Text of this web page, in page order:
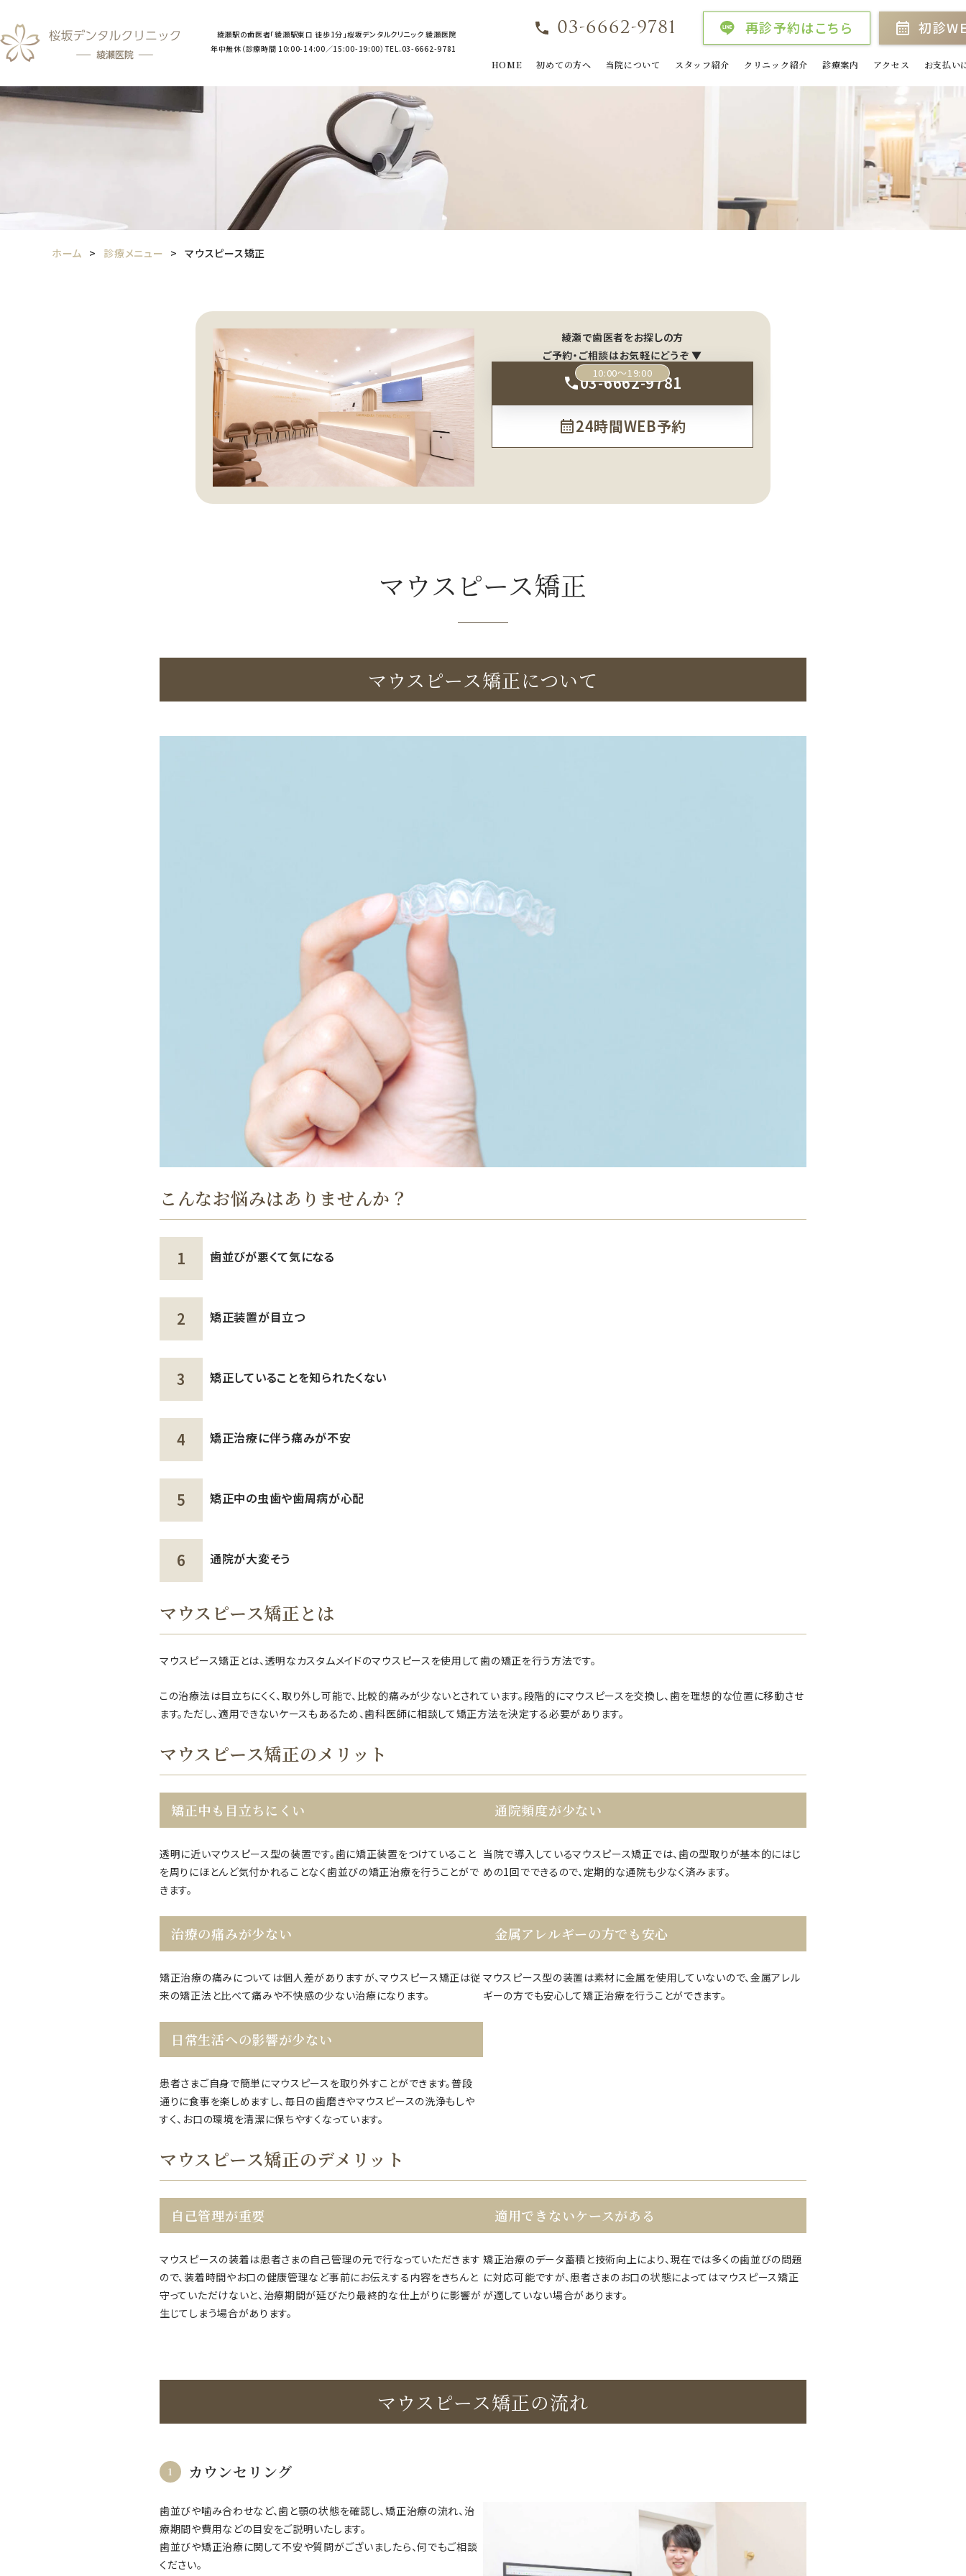
綾瀬駅の歯医者「綾瀬駅東口 徒歩1分」桜坂デンタルクリニック 綾瀬医院
年中無休（診療時間 10:00-14:00／15:00-19:00）TEL.03-6662-9781
03-6662-9781 再診予約はこちら 初診
HOME 初めての方へ 当院について スタッフ紹介 クリニック紹介 診療案内 アクセス お支払い
ホーム 診療メニュー マウスピース矯正
綾瀬で歯医者をお探しの方
ご予約・ご相談はお気軽にどうぞ ▼
10:00～19:00
03-6662-9781
24時間WEB予約
マウスピース矯正
マウスピース矯正について
こんなお悩みはありませんか？
歯並びが悪くて気になる
矯正装置が目立つ
矯正していることを知られたくない
矯正治療に伴う痛みが不安
矯正中の虫歯や歯周病が心配
通院が大変そう
マウスピース矯正とは
マウスピース矯正とは、透明なカスタムメイドのマウスピースを使用して歯の矯正を行う方法です。
この治療法は目立ちにくく、取り外し可能で、比較的痛みが少ないとされています。段階的にマウスピースを交換し、歯を理想的な位置に移動させ
ます。ただし、適用できないケースもあるため、歯科医師に相談して矯正方法を決定する必要があります。
マウスピース矯正のメリット
矯正中も目立ちにくい
透明に近いマウスピース型の装置です。歯に矯正装置をつけていること
を周りにほとんど気付かれることなく歯並びの矯正治療を行うことがで
きます。
通院頻度が少ない
当院で導入しているマウスピース矯正では、歯の型取りが基本的にはじ
めの1回でできるので、定期的な通院も少なく済みます。
治療の痛みが少ない
矯正治療の痛みについては個人差がありますが、マウスピース矯正は従
来の矯正法と比べて痛みや不快感の少ない治療になります。
金属アレルギーの方でも安心
マウスピース型の装置は素材に金属を使用していないので、金属アレル
ギーの方でも安心して矯正治療を行うことができます。
日常生活への影響が少ない
患者さまご自身で簡単にマウスピースを取り外すことができます。普段
通りに食事を楽しめますし、毎日の歯磨きやマウスピースの洗浄もしや
すく、お口の環境を清潔に保ちやすくなっています。
マウスピース矯正のデメリット
自己管理が重要
マウスピースの装着は患者さまの自己管理の元で行なっていただきます
ので、装着時間やお口の健康管理など事前にお伝えする内容をきちんと
守っていただけないと、治療期間が延びたり最終的な仕上がりに影響が
生じてしまう場合があります。
適用できないケースがある
矯正治療のデータ蓄積と技術向上により、現在では多くの歯並びの問題
に対応可能ですが、患者さまのお口の状態によってはマウスピース矯正
が適していない場合があります。
マウスピース矯正の流れ
カウンセリング
歯並びや噛み合わせなど、歯と顎の状態を確認し、矯正治療の流れ、治
療期間や費用などの目安をご説明いたします。
歯並びや矯正治療に関して不安や質問がございましたら、何でもご相談
ください。